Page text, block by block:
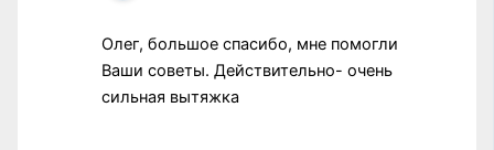
Олег, большое спасибо, мне помогли
Ваши советы. Действительно- очень
сильная вытяжка